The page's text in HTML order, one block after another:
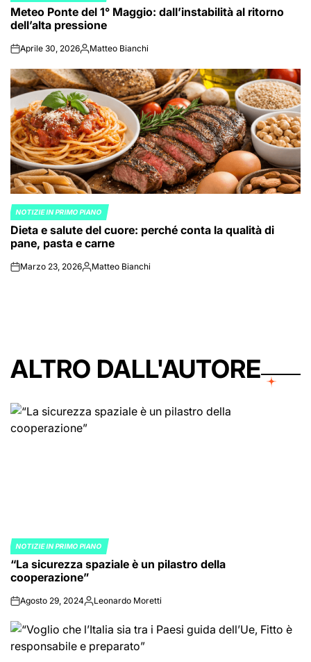
IN
Meteo Ponte del 1° Maggio: dall’instabilità al ritorno
dell’alta pressione
onAprile 30, 2026Posted
Matteo Bianchi
POSTED
IN
NOTIZIE IN PRIMO PIANO
Dieta e salute del cuore: perché conta la qualità di
pane, pasta e carne
onMarzo 23, 2026Posted
Matteo Bianchi
ALTRO DALL'AUTORE
POSTED
IN
NOTIZIE IN PRIMO PIANO
“La sicurezza spaziale è un pilastro della
cooperazione”
onAgosto 29, 2024Posted
Leonardo Moretti